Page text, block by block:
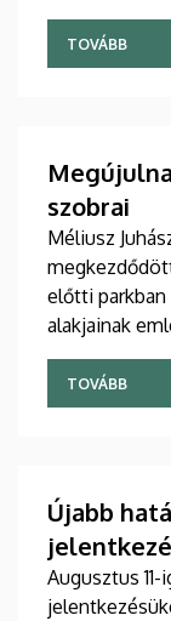
része,
vehetnek
TOVÁBB
szobrai
Méliusz
előtti
alakjainak
A
finanszírozza.
TOVÁBB
Újabb
Augusztus